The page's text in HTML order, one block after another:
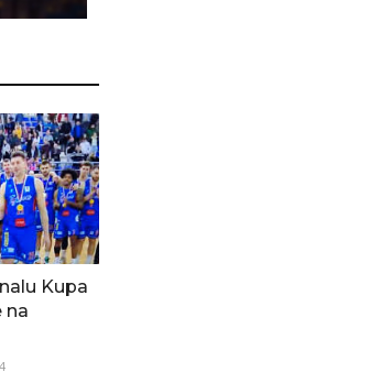
Kupa
na